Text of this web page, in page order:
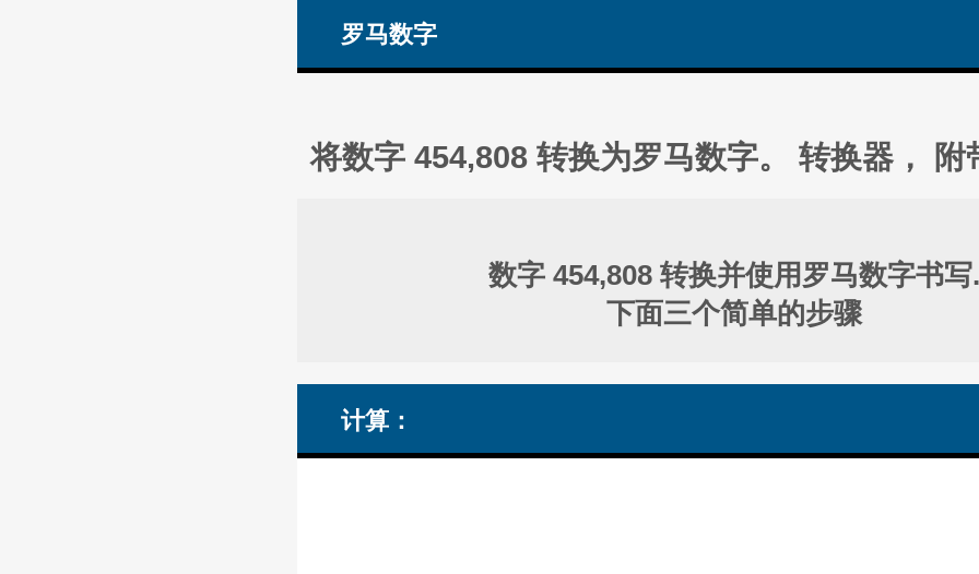
罗马数字
将数字 454,808 转换为罗马数字。 转换器， 附
数字 454,808 转换并使用罗马数字书写.
下面三个简单的步骤
计算：